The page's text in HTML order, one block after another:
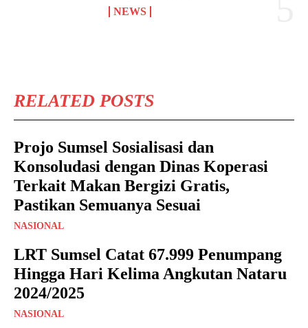
NEWS
RELATED POSTS
Projo Sumsel Sosialisasi dan
Konsoludasi dengan Dinas Koperasi
Terkait Makan Bergizi Gratis,
Pastikan Semuanya Sesuai
NASIONAL
LRT Sumsel Catat 67.999 Penumpang
Hingga Hari Kelima Angkutan Nataru
2024/2025
NASIONAL